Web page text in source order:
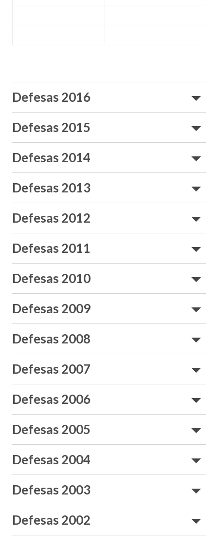
Defesas 2016
Autor Título/
Defesas 2015
Autor Título/
Defesas 2014
Autor Título/
Defesas 2013
Autor Título/
Defesas 2012
Autor Título/
Defesas 2011
Autor
Defesas 2010
Autor Título/
Defesas 2009
Autor Título/
Defesas 2008
Autor Título/
Defesas 2007
Autor Título/
Defesas 2006
Autor Título/
Defesas 2005
Autor
Defesas 2004
Autor Título/
Defesas 2003
Autor Título/
Defesas 2002